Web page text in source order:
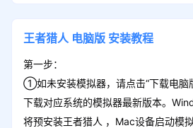
王者猎人 电脑版 安装教程
第一步：
①如未安装模拟器，请点击“下载电脑
下载对应系统的模拟器最新版本。
将预安装王者猎人 ，Mac设备启动模